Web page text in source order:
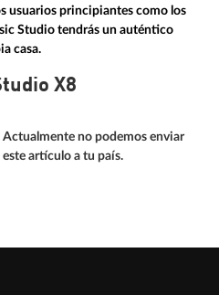
usuarios principiantes como los
Studio tendrás un auténtico
casa.
X8
Actualmente no podemos enviar
este artículo a tu país.